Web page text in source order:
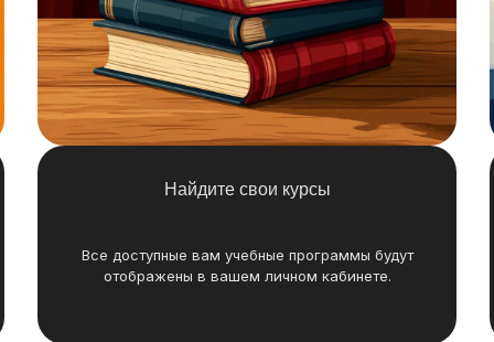
Найдите свои курсы
Все доступные вам учебные программы будут
отображены в вашем личном кабинете.